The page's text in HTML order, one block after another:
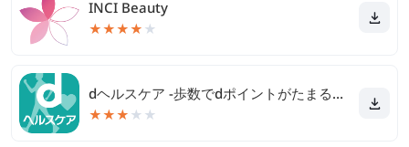
INCI Beauty
★★★★ ★
dヘルスケア -歩数でdポイントがたまる健康管理アプリ-
★★★ ★ ★